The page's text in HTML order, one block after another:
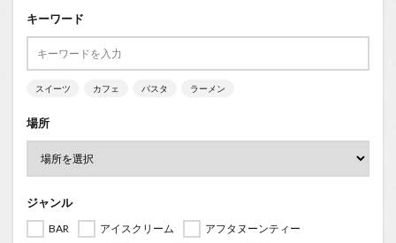
キーワード
スイーツ カフェ パスタ ラーメン
場所
ジャンル
BAR アイスクリーム
アフタヌーンティー